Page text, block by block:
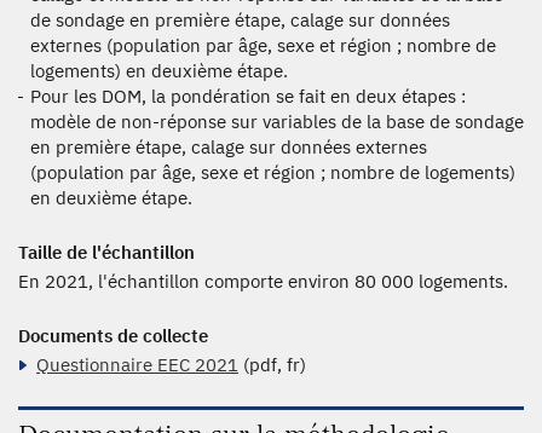
de sondage en première étape, calage sur données
externes (population par âge, sexe et région ; nombre de
logements) en deuxième étape.
Pour les DOM, la pondération se fait en deux étapes :
modèle de non-réponse sur variables de la base de sondage
en première étape, calage sur données externes
(population par âge, sexe et région ; nombre de logements)
en deuxième étape.
Taille de l'échantillon
En 2021, l'échantillon comporte environ 80 000 logements.
Documents de collecte
Questionnaire EEC 2021 (pdf, fr)